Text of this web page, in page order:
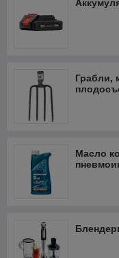
Грабли,
Масло